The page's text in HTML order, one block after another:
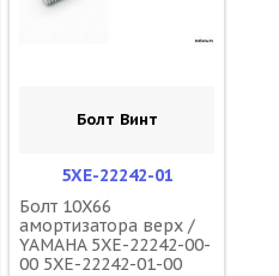
Болт Винт
5XE-22242-01
Болт 10X66
амортизатора верх /
YAMAHA 5XE-22242-00-
00 5XE-22242-01-00